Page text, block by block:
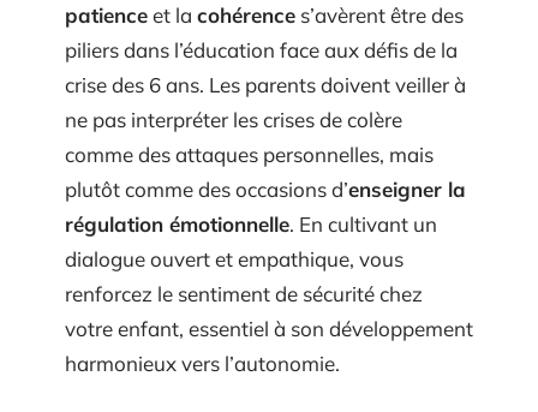
patienceet la cohérence s’avèrent être des
piliers dans l’éducation face aux défis de la
crise des 6 ans. Les parents doivent veiller à
ne pas interpréter les crises de colère
comme des attaques personnelles, mais
plutôt comme des occasions d’enseigner la
régulation émotionnelle. En cultivant un
dialogue ouvert et empathique, vous
renforcez le sentiment de sécurité chez
votre enfant, essentiel à son développement
harmonieux vers l’autonomie.